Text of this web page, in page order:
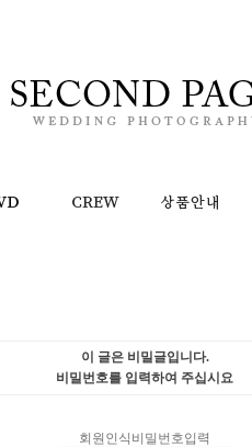
이 글은 비밀글입니다.
비밀번호를 입력하여 주십시요
회원인식비밀번호입력